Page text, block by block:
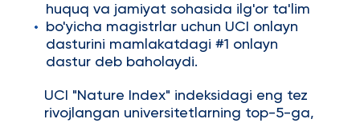
huquq va jamiyat sohasida ilg'or ta'lim
bo'yicha magistrlar uchun UCI onlayn
dasturini mamlakatdagi #1 onlayn
dastur deb baholaydi.
UCI "Nature Index" indeksidagi eng tez
rivojlangan universitetlarning top-5-ga,